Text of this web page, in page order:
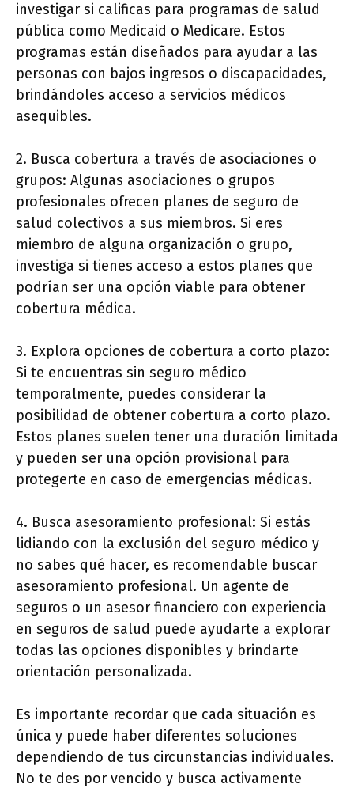
investigar si calificas para programas de salud
pública como Medicaid o Medicare. Estos
programas están diseñados para ayudar a las
personas con bajos ingresos o discapacidades,
brindándoles acceso a servicios médicos
asequibles.
2. Busca cobertura a través de asociaciones o
grupos: Algunas asociaciones o grupos
profesionales ofrecen planes de seguro de
salud colectivos a sus miembros. Si eres
miembro de alguna organización o grupo,
investiga si tienes acceso a estos planes que
podrían ser una opción viable para obtener
cobertura médica.
3. Explora opciones de cobertura a corto plazo:
Si te encuentras sin seguro médico
temporalmente, puedes considerar la
posibilidad de obtener cobertura a corto plazo.
Estos planes suelen tener una duración limitada
y pueden ser una opción provisional para
protegerte en caso de emergencias médicas.
4. Busca asesoramiento profesional: Si estás
lidiando con la exclusión del seguro médico y
no sabes qué hacer, es recomendable buscar
asesoramiento profesional. Un agente de
seguros o un asesor financiero con experiencia
en seguros de salud puede ayudarte a explorar
todas las opciones disponibles y brindarte
orientación personalizada.
Es importante recordar que cada situación es
única y puede haber diferentes soluciones
dependiendo de tus circunstancias individuales.
No te des por vencido y busca activamente